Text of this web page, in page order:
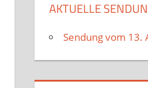
AKTUELLE
Sendung vom 13.